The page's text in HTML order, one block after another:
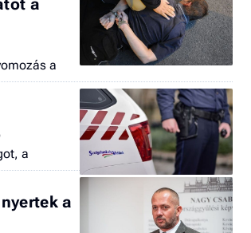
a
a
a